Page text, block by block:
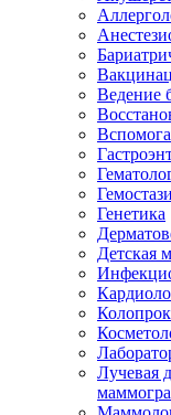
Ведение
Генетика
Детская
Лучевая